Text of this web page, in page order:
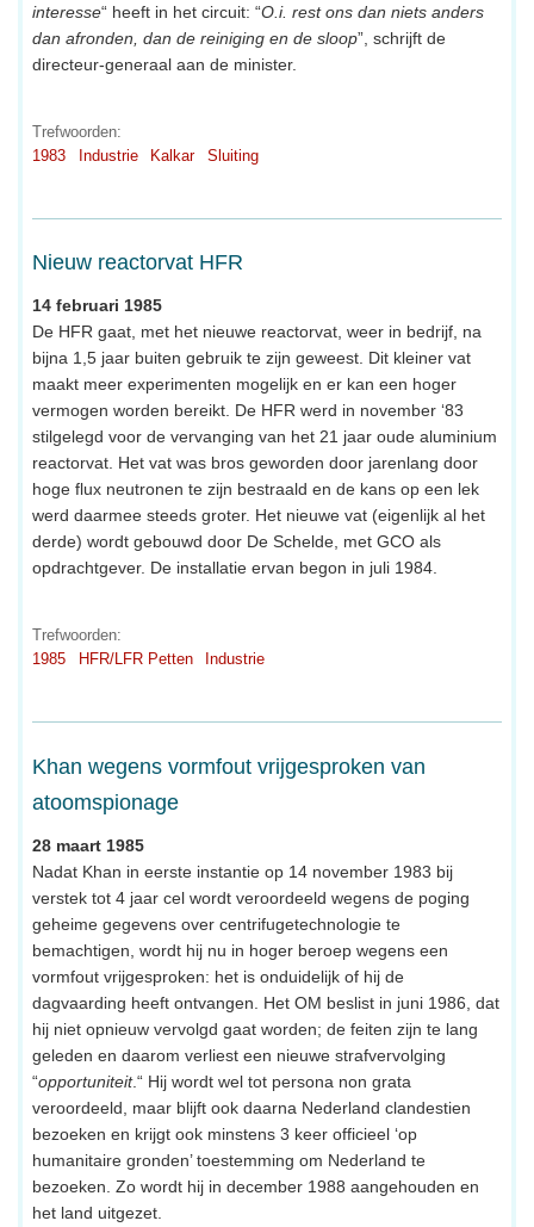
interesse“ heeft in het circuit: “O.i. rest ons dan niets anders
dan afronden, dan de reiniging en de sloop”, schrijft de
directeur-generaal aan de minister.
Trefwoorden:
1983
Industrie Kalkar Sluiting
Nieuw reactorvat HFR
14 februari 1985
De HFR gaat, met het nieuwe reactorvat, weer in bedrijf, na
bijna 1,5 jaar buiten gebruik te zijn geweest. Dit kleiner vat
maakt meer experimenten mogelijk en er kan een hoger
vermogen worden bereikt. De HFR werd in november ‘83
stilgelegd voor de vervanging van het 21 jaar oude aluminium
reactorvat. Het vat was bros geworden door jarenlang door
hoge flux neutronen te zijn bestraald en de kans op een lek
werd daarmee steeds groter. Het nieuwe vat (eigenlijk al het
derde) wordt gebouwd door De Schelde, met GCO als
opdrachtgever. De installatie ervan begon in juli 1984.
Trefwoorden:
1985
HFR/LFR Petten Industrie
Khan wegens vormfout vrijgesproken van
atoomspionage
28 maart 1985
Nadat Khan in eerste instantie op 14 november 1983 bij
verstek tot 4 jaar cel wordt veroordeeld wegens de poging
geheime gegevens over centrifugetechnologie te
bemachtigen, wordt hij nu in hoger beroep wegens een
vormfout vrijgesproken: het is onduidelijk of hij de
dagvaarding heeft ontvangen. Het OM beslist in juni 1986, dat
hij niet opnieuw vervolgd gaat worden; de feiten zijn te lang
geleden en daarom verliest een nieuwe strafvervolging
“opportuniteit.“ Hij wordt wel tot persona non grata
veroordeeld, maar blijft ook daarna Nederland clandestien
bezoeken en krijgt ook minstens 3 keer officieel ‘op
humanitaire gronden’ toestemming om Nederland te
bezoeken. Zo wordt hij in december 1988 aangehouden en
het land uitgezet.